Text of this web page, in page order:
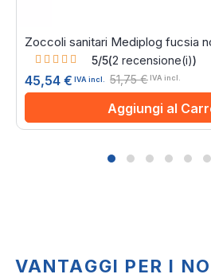
Zoccoli sanitari Mediplog fucsia
Rating:
5/5(2 recensione(i))
45,54 € IVA incl. 51,75 € IVA incl.
Aggiungi al
VANTAGGI PER I